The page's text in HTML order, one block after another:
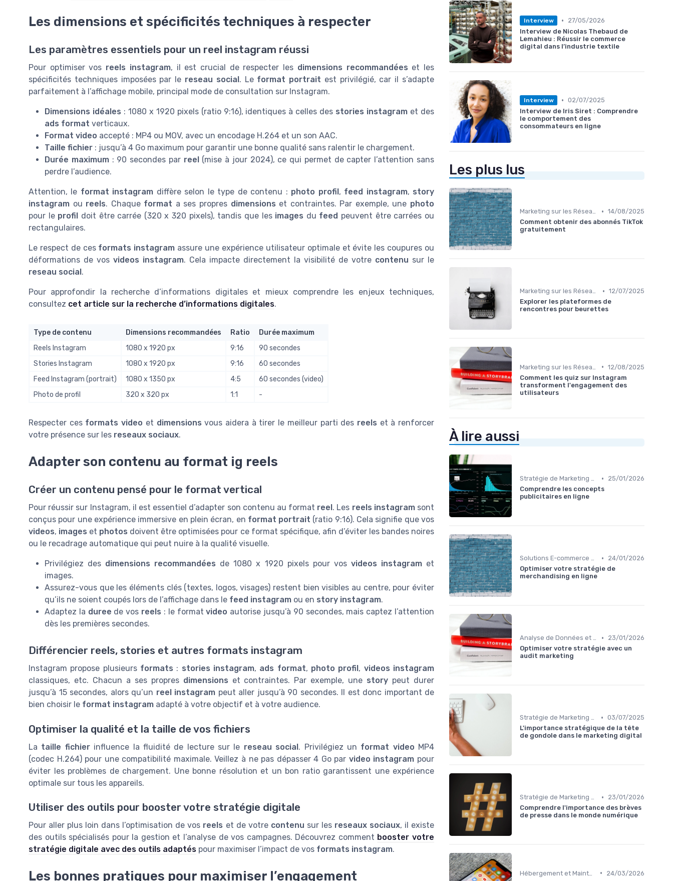
Les dimensions et spécificités techniques à respecter
Les paramètres essentiels pour un reel instagram réussi
Pour optimiser vos reels instagram, il est crucial de respecter les dimensions recommandées et les
spécificités techniques imposées par le reseau social. Le format portrait est privilégié, car il s’adapte
parfaitement à l’affichage mobile, principal mode de consultation sur Instagram.
Dimensions idéales : 1080 x 1920 pixels (ratio 9:16), identiques à celles des stories instagram et des
ads format verticaux.
Format video accepté : MP4 ou MOV, avec un encodage H.264 et un son AAC.
Taille fichier : jusqu’à 4 Go maximum pour garantir une bonne qualité sans ralentir le chargement.
Durée maximum: 90 secondes par reel(mise à jour 2024), ce qui permet de capter l’attention sans
perdre l’audience.
Attention, le format instagram diffère selon le type de contenu : photo profil, feed instagram, story
instagram ou reels. Chaque format a ses propres dimensions et contraintes. Par exemple, une photo
pour le profil doit être carrée (320 x 320 pixels), tandis que les images du feed peuvent être carrées ou
rectangulaires.
Le respect de ces formats instagram assure une expérience utilisateur optimale et évite les coupures ou
déformations de vos videos instagram. Cela impacte directement la visibilité de votre contenu sur le
reseau social.
Pour approfondir la recherche d’informations digitales et mieux comprendre les enjeux techniques,
consultez cet article sur la recherche d’informations digitales.
Type de contenu Dimensions recommandées Ratio
Durée maximum
Reels Instagram
1080 x 1920 px 9:16
90 secondes
Stories Instagram
1080 x 1920 px 9:16
60 secondes
Feed Instagram (portrait)
1080 x 1350 px 4:5
60 secondes (video)
Photo de profil
320 x 320 px 1:1 -
Respecter ces formats video et dimensions vous aidera à tirer le meilleur parti des reels et à renforcer
votre présence sur les reseaux sociaux.
Adapter son contenu au format ig reels
Créer un contenu pensé pour le format vertical
Pour réussir sur Instagram, il est essentiel d’adapter son contenu au format reel . Les reels instagramsont
conçus pour une expérience immersive en plein écran, en format portrait (ratio 9:16). Cela signifie que vos
videos, images et photos doivent être optimisées pour ce format spécifique, afin d’éviter les bandes noires
ou le recadrage automatique qui peut nuire à la qualité visuelle.
Privilégiez des dimensions recommandées de 1080 x 1920 pixels pour vos videos instagramet
images.
Assurez-vous que les éléments clés (textes, logos, visages) restent bien visibles au centre, pour éviter
qu’ils ne soient coupés lors de l’affichage dans le feed instagram ou en story instagram.
Adaptez la duree de vos reels : le formatvideo autorise jusqu’à 90 secondes, mais captez l’attention
dès les premières secondes.
Différencier reels, stories et autres formats instagram
Instagram propose plusieurs formats : stories instagram, ads format, photo profil , videos instagram
classiques, etc. Chacun a ses propres dimensions et contraintes. Par exemple, une story peut durer
jusqu’à 15 secondes, alors qu’un reel instagram peut aller jusqu’à 90 secondes. Il est donc important de
bien choisir le format instagram adapté à votre objectif et à votre audience.
Optimiser la qualité et la taille de vos fichiers
La taille fichierinfluence la fluidité de lecture sur le reseau social. Privilégiez un format video MP4
(codec H.264) pour une compatibilité maximale. Veillez à ne pas dépasser 4 Go par video instagram pour
éviter les problèmes de chargement. Une bonne résolution et un bon ratio garantissent une expérience
optimale sur tous les appareils.
Utiliser des outils pour booster votre stratégie digitale
Pour aller plus loin dans l’optimisation de vos reels et de votre contenu sur les reseaux sociaux, il existe
des outils spécialisés pour la gestion et l’analyse de vos campagnes. Découvrez comment booster votre
stratégie digitale avec des outils adaptés pour maximiser l’impact de vos formats instagram.
Les bonnes pratiques pour maximiser l’engagement
Interview •
27/05/2026
Interview de Nicolas Thebaud de
Lemahieu : Réussir le commerce
digital dans l’industrie textile
Interview • 02/07/2025
Interview de Iris Siret : Comprendre
le comportement des
consommateurs en ligne
Les plus lus
Marketing sur les Réseaux Sociaux • 14/08/2025
Comment obtenir des abonnés TikTok
gratuitement
Marketing sur les Réseaux Sociaux • 12/07/2025
Explorer les plateformes de
rencontres pour beurettes
• 12/08/2025
Comment les quiz sur Instagram
transforment l'engagement des
utilisateurs
À lire aussi
Stratégie de Marketing Digital •
25/01/2026
Comprendre les concepts
publicitaires en ligne
Solutions E-commerce et Marketplace •
24/01/2026
Optimiser votre stratégie de
merchandising en ligne
Analyse de Données et Reporting •
23/01/2026
Optimiser votre stratégie avec un
audit marketing
Stratégie de Marketing Digital • 03/07/2025
L'importance stratégique de la tête
de gondole dans le marketing digital
Stratégie de Marketing Digital •
23/01/2026
Comprendre l'importance des brèves
de presse dans le monde numérique
•
24/03/2026